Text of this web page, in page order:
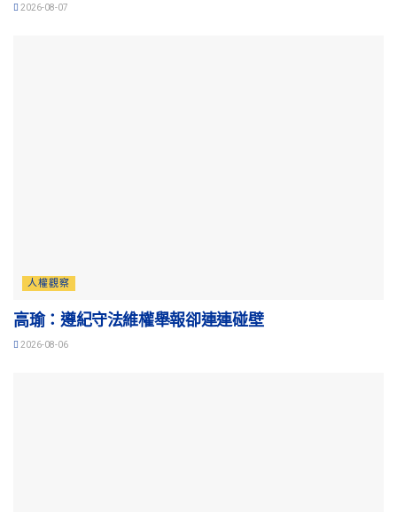
2026-08-07
人權觀察
高瑜：遵紀守法維權舉報卻連連碰壁
2026-08-06